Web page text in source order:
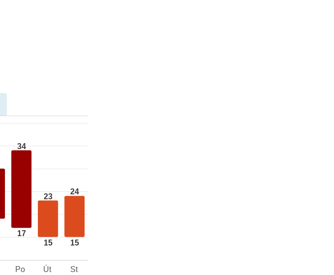
34
17
23
15
24
15
Po Út St